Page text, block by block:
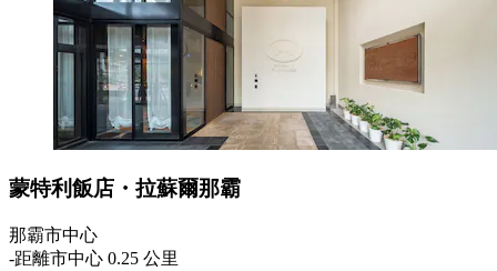
蒙特利飯店・拉蘇爾那霸
那霸市中心
‐距離市中心 0.25 公里